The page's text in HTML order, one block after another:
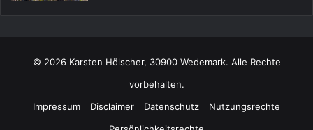
© 2026 Karsten Hölscher, 30900 Wedemark. Alle Rechte
vorbehalten.
Impressum
Disclaimer Datenschutz
Nutzungsrechte